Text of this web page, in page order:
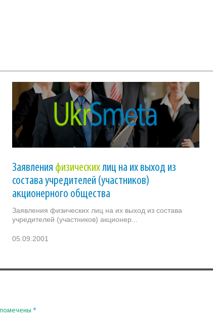
Заявления физическихлиц на их выход из
состава учредителей (участников)
акционерного общества
Заявления физических лиц на их выход из состава
учредителей (участников) акционер...
05.09.2001
*